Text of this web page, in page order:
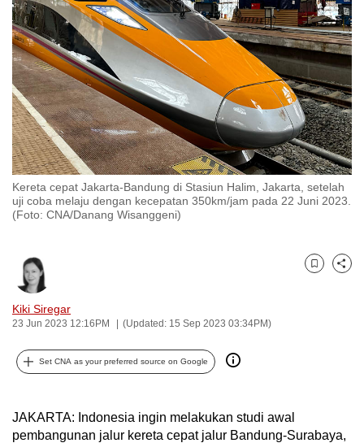
Kereta cepat Jakarta-Bandung di Stasiun Halim, Jakarta, setelah
uji coba melaju dengan kecepatan 350km/jam pada 22 Juni 2023.
(Foto: CNA/Danang Wisanggeni)
Kiki Siregar
23 Jun 2023 12:16PM (Updated: 15 Sep 2023 03:34PM)
Bookmark
Share
Set CNA as your preferred source on Google
JAKARTA: Indonesia ingin melakukan studi awal
pembangunan jalur kereta cepat jalur Bandung-Surabaya,
browsers
but
we
want
your
experience
with
CNA
to
be
fast,
the
best
it
possibly
be.
To
continue,